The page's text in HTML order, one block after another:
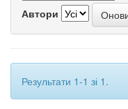
Автори
Результати 1-1 зі 1.